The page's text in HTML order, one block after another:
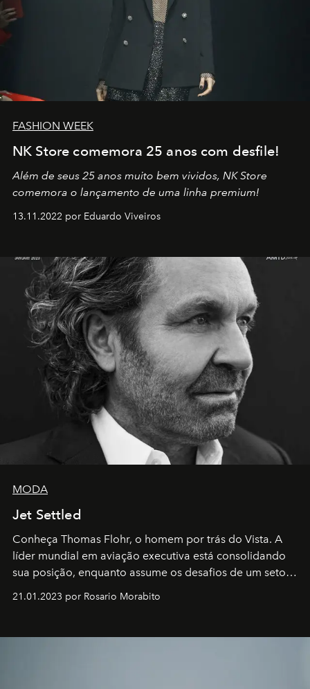
FASHION WEEK
NK Store comemora 25 anos com desfile!
Além de seus 25 anos muito bem vividos, NK Store
comemora o lançamento de uma linha premium!
13.11.2022 por Eduardo Viveiros
MODA
Jet Settled
Conheça Thomas Flohr, o homem por trás do Vista. A
líder mundial em aviação executiva está consolidando
sua posição, enquanto assume os desafios de um setor
em rápida evolução e redefinindo o conceito de luxo
21.01.2023 por Rosario Morabito